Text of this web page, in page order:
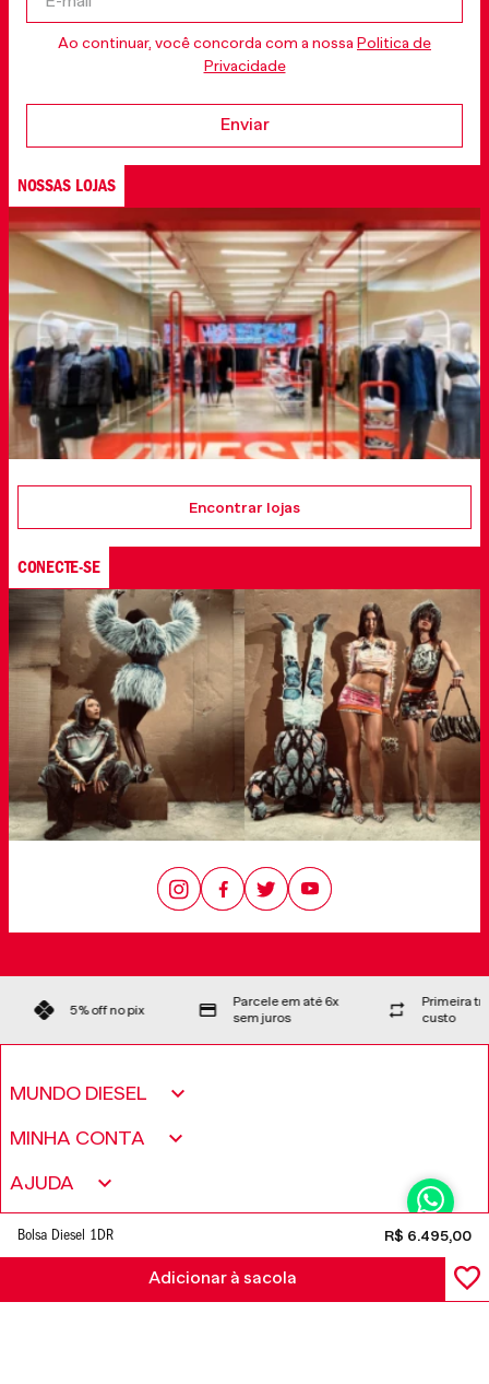
Bolsa Diesel 1DR R$ 6.495,00
Adicionar à sacola
Ao continuar, você concorda com a nossa Politica de
Privacidade
Enviar
NOSSAS LOJAS
Encontrar lojas
CONECTE-SE
5% off no pix
Parcele em até 6x
sem juros
Primeira
custo
MUNDO DIESEL
Sobre nós
Trabalhe conosco
MINHA CONTA
Meus pedidos
Minha conta
AJUDA
Perguntas frequentes
CONTATO
FORMAS DE PAGAMENTO